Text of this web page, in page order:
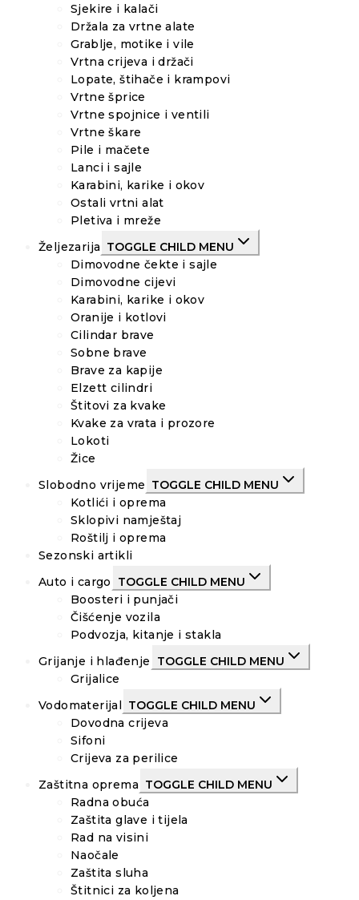
Sjekire i kalači
Držala za vrtne alate
Grablje, motike i vile
Vrtna crijeva i držači
Lopate, štihače i krampovi
Vrtne šprice
Vrtne spojnice i ventili
Vrtne škare
Pile i mačete
Lanci i sajle
Karabini, karike i okov
Ostali vrtni alat
Pletiva i mreže
Željezarija TOGGLE CHILD MENU
Dimovodne čekte i sajle
Dimovodne cijevi
Karabini, karike i okov
Oranije i kotlovi
Cilindar brave
Sobne brave
Brave za kapije
Elzett cilindri
Štitovi za kvake
Kvake za vrata i prozore
Lokoti
Žice
Slobodno vrijeme TOGGLE CHILD MENU
Kotlići i oprema
Sklopivi namještaj
Roštilj i oprema
Sezonski artikli
Auto i cargo
TOGGLE CHILD MENU
Boosteri i punjači
Čišćenje vozila
Podvozja, kitanje i stakla
Grijanje i hlađenje
TOGGLE CHILD MENU
Grijalice
Vodomaterijal
TOGGLE CHILD MENU
Dovodna crijeva
Sifoni
Crijeva za perilice
Zaštitna oprema TOGGLE CHILD MENU
Radna obuća
Zaštita glave i tijela
Rad na visini
Naočale
Zaštita sluha
Štitnici za koljena